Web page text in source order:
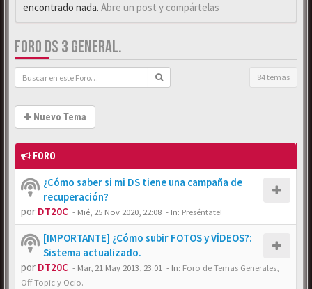
encontrado nada. Abre un post y compártelas
FORO DS 3 GENERAL.
84 temas
Nuevo Tema
FORO
¿Cómo saber si mi DS tiene una campaña de
recuperación?
por DT20C - Mié, 25 Nov 2020, 22:08 - In: Preséntate!
[IMPORTANTE] ¿Cómo subir FOTOS y VÍDEOS?:
Sistema actualizado.
por DT20C - Mar, 21 May 2013, 23:01 - In: Foro de Temas Generales,
Off Topic y Ocio.